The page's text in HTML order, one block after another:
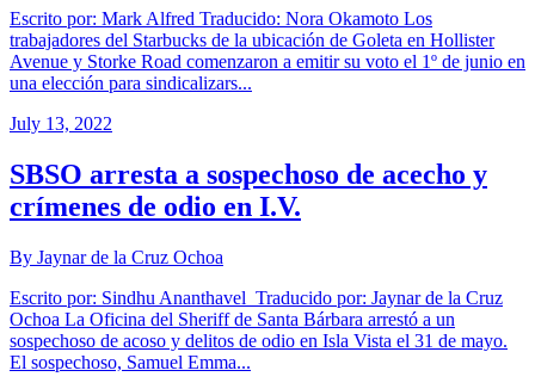
Escrito por: Mark Alfred Traducido: Nora Okamoto Los
trabajadores del Starbucks de la ubicación de Goleta en Hollister
Avenue y Storke Road comenzaron a emitir su voto el 1º de junio en
una elección para sindicalizars...
July 13, 2022
SBSO arresta a sospechoso de acecho y
crímenes de odio en I.V.
By Jaynar de la Cruz Ochoa
Escrito por: Sindhu Ananthavel Traducido por: Jaynar de la Cruz
Ochoa La Oficina del Sheriff de Santa Bárbara arrestó a un
sospechoso de acoso y delitos de odio en Isla Vista el 31 de mayo.
El sospechoso, Samuel Emma...